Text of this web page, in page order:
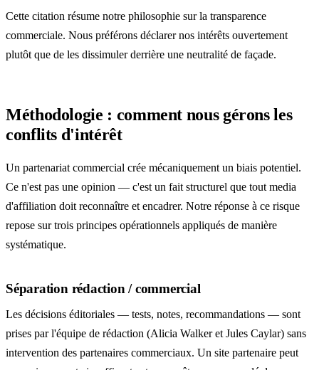
Cette citation résume notre philosophie sur la transparence
commerciale. Nous préférons déclarer nos intérêts ouvertement
plutôt que de les dissimuler derrière une neutralité de façade.
Méthodologie : comment nous gérons les
conflits d'intérêt
Un partenariat commercial crée mécaniquement un biais potentiel.
Ce n'est pas une opinion — c'est un fait structurel que tout media
d'affiliation doit reconnaître et encadrer. Notre réponse à ce risque
repose sur trois principes opérationnels appliqués de manière
systématique.
Séparation rédaction / commercial
Les décisions éditoriales — tests, notes, recommandations — sont
prises par l'équipe de rédaction (Alicia Walker et Jules Caylar) sans
intervention des partenaires commerciaux. Un site partenaire peut